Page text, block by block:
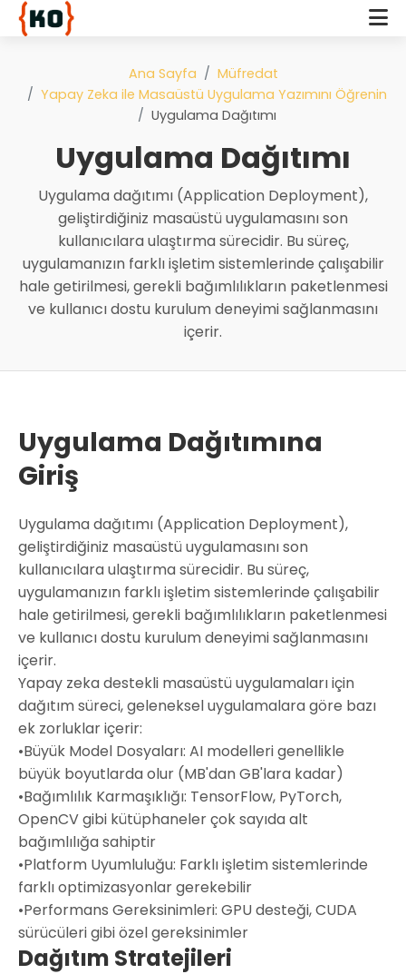
Ana Sayfa
Müfredat
Yapay Zeka ile Masaüstü Uygulama Yazımını Öğrenin
Uygulama Dağıtımı
Uygulama Dağıtımı
Uygulama dağıtımı (Application Deployment),
geliştirdiğiniz masaüstü uygulamasını son
kullanıcılara ulaştırma sürecidir. Bu süreç,
uygulamanızın farklı işletim sistemlerinde çalışabilir
hale getirilmesi, gerekli bağımlılıkların paketlenmesi
ve kullanıcı dostu kurulum deneyimi sağlanmasını
içerir.
Uygulama Dağıtımına
Giriş
Uygulama dağıtımı (Application Deployment),
geliştirdiğiniz masaüstü uygulamasını son
kullanıcılara ulaştırma sürecidir. Bu süreç,
uygulamanızın farklı işletim sistemlerinde çalışabilir
hale getirilmesi, gerekli bağımlılıkların paketlenmesi
ve kullanıcı dostu kurulum deneyimi sağlanmasını
içerir.
Yapay zeka destekli masaüstü uygulamaları için
dağıtım süreci, geleneksel uygulamalara göre bazı
ek zorluklar içerir:
•Büyük Model Dosyaları: AI modelleri genellikle
büyük boyutlarda olur (MB'dan GB'lara kadar)
•Bağımlılık Karmaşıklığı: TensorFlow, PyTorch,
OpenCV gibi kütüphaneler çok sayıda alt
bağımlılığa sahiptir
•Platform Uyumluluğu: Farklı işletim sistemlerinde
farklı optimizasyonlar gerekebilir
•Performans Gereksinimleri: GPU desteği, CUDA
sürücüleri gibi özel gereksinimler
Dağıtım Stratejileri